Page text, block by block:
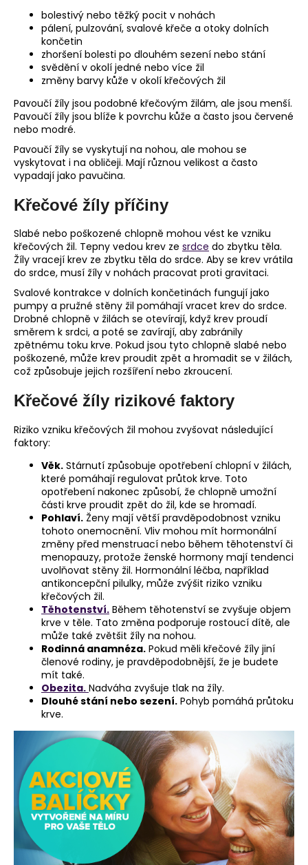
bolestivý nebo těžký pocit v nohách
pálení, pulzování, svalové křeče a otoky dolních
končetin
zhoršení bolesti po dlouhém sezení nebo stání
svědění v okolí jedné nebo více žil
změny barvy kůže v okolí křečových žil
Pavoučí žíly jsou podobné křečovým žilám, ale jsou menší.
Pavoučí žíly jsou blíže k povrchu kůže a často jsou červené
nebo modré.
Pavoučí žíly se vyskytují na nohou, ale mohou se
vyskytovat i na obličeji. Mají různou velikost a často
vypadají jako pavučina.
Křečové žíly příčiny
Slabé nebo poškozené chlopně mohou vést ke vzniku
křečových žil. Tepny vedou krev ze srdce do zbytku těla.
Žíly vracejí krev ze zbytku těla do srdce. Aby se krev vrátila
do srdce, musí žíly v nohách pracovat proti gravitaci.
Svalové kontrakce v dolních končetinách fungují jako
pumpy a pružné stěny žil pomáhají vracet krev do srdce.
Drobné chlopně v žilách se otevírají, když krev proudí
směrem k srdci, a poté se zavírají, aby zabránily
zpětnému toku krve. Pokud jsou tyto chlopně slabé nebo
poškozené, může krev proudit zpět a hromadit se v žilách,
což způsobuje jejich rozšíření nebo zkroucení.
Křečové žíly rizikové faktory
Riziko vzniku křečových žil mohou zvyšovat následující
faktory:
Věk. Stárnutí způsobuje opotřebení chlopní v žilách,
které pomáhají regulovat průtok krve. Toto
opotřebení nakonec způsobí, že chlopně umožní
části krve proudit zpět do žil, kde se hromadí.
Pohlaví. Ženy mají větší pravděpodobnost vzniku
tohoto onemocnění. Vliv mohou mít hormonální
změny před menstruací nebo během těhotenství či
menopauzy, protože ženské hormony mají tendenci
uvolňovat stěny žil. Hormonální léčba, například
antikoncepční pilulky, může zvýšit riziko vzniku
křečových žil.
Těhotenství. Během těhotenství se zvyšuje objem
krve v těle. Tato změna podporuje rostoucí dítě, ale
může také zvětšit žíly na nohou.
Rodinná anamnéza. Pokud měli křečové žíly jiní
členové rodiny, je pravděpodobnější, že je budete
mít také.
Obezita. Nadváha zvyšuje tlak na žíly.
Dlouhé stání nebo sezení. Pohyb pomáhá průtoku
krve.